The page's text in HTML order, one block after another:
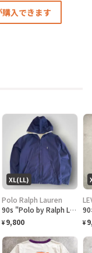
入できます
XL(LL)
Polo Ralph Lauren
90s "Polo by Ralph Lauren" Reversible Hoodie Jacket ポロ ラルフローレン リバーシブル ジャケット[XL]
¥ 9,800 ¥